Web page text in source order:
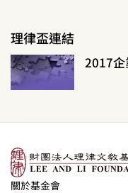
理律盃連結
2017企
關於基金會